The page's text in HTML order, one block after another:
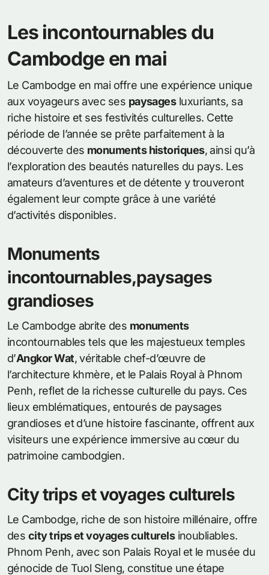
Les incontournables du
Cambodge en mai
Le Cambodge en mai offre une expérience unique
aux voyageurs avec ses paysagesluxuriants, sa
riche histoire et ses festivités culturelles. Cette
période de l’année se prête parfaitement à la
découverte des monuments historiques, ainsi qu’à
l’exploration des beautés naturelles du pays. Les
amateurs d’aventures et de détente y trouveront
également leur compte grâce à une variété
d’activités disponibles.
Monuments
incontournables,paysages
grandioses
Le Cambodge abrite des monuments
incontournables tels que les majestueux temples
d’Angkor Wat, véritable chef-d’œuvre de
l’architecture khmère, et le Palais Royal à Phnom
Penh, reflet de la richesse culturelle du pays. Ces
lieux emblématiques, entourés de paysages
grandioses et d’une histoire fascinante, offrent aux
visiteurs une expérience immersive au cœur du
patrimoine cambodgien.
City trips et voyages culturels
Le Cambodge, riche de son histoire millénaire, offre
des city trips et voyages culturelsinoubliables.
Phnom Penh, avec son Palais Royal et le musée du
génocide de Tuol Sleng, constitue une étape